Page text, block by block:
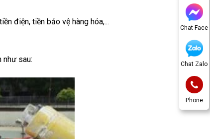
Chat Face
Chat Zalo
Phone
điện, tiền bảo vệ hàng hóa,...
như sau: